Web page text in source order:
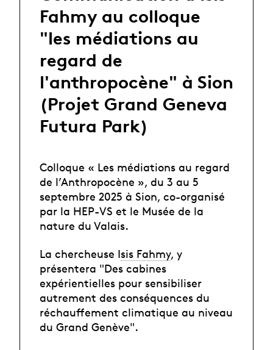
Fahmy au colloque
"les médiations au
regard de
l'anthropocène" à Sion
(Projet Grand Geneva
Futura Park)
Colloque « Les médiations au regard
de l’Anthropocène », du 3 au 5
septembre 2025 à Sion, co-organisé
par la HEP-VS et le Musée de la
nature du Valais.
La chercheuse Isis Fahmy, y
présentera "Des cabines
expérientielles pour sensibiliser
autrement des conséquences du
réchauffement climatique au niveau
du Grand Genève".